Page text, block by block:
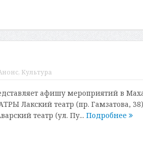
, Культура
афишу мероприятий в
Лакский театр (пр. Гамзатова,
театр (ул. Пу... Подробнее